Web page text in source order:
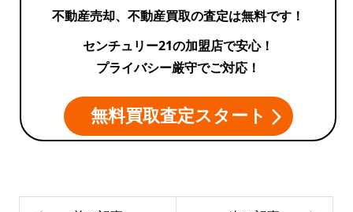
不動産売却、不動産買取の査定は無料です！
センチュリー21の加盟店で安心！
プライバシー厳守でご対応！
無料買取査定スタート